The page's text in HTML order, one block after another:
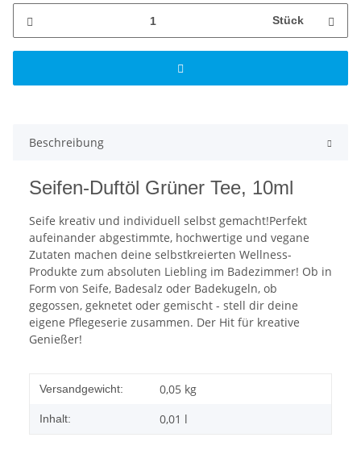
Stück
Beschreibung
Seifen-Duftöl Grüner Tee, 10ml
Seife kreativ und individuell selbst gemacht!Perfekt
aufeinander abgestimmte, hochwertige und vegane
Zutaten machen deine selbstkreierten Wellness-
Produkte zum absoluten Liebling im Badezimmer! Ob in
Form von Seife, Badesalz oder Badekugeln, ob
gegossen, geknetet oder gemischt - stell dir deine
eigene Pflegeserie zusammen. Der Hit für kreative
Genießer!
Versandgewicht: 0,05 kg
Inhalt: 0,01 l